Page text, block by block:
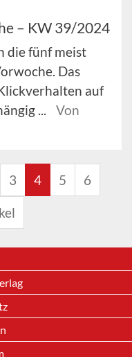
– KW 39/2024
die fünf meist
Das
auf
...
Von
3 4 5 6